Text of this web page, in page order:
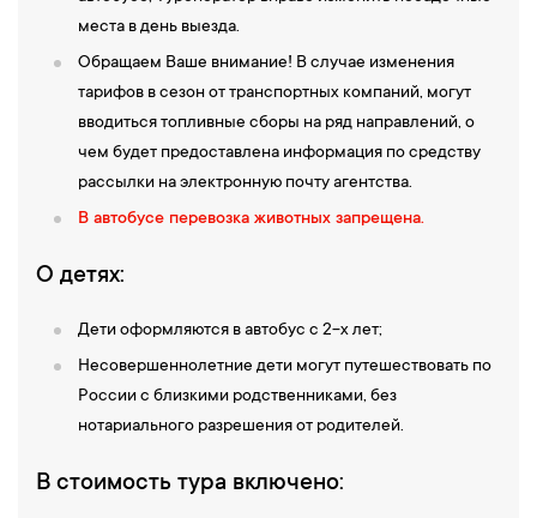
места в день выезда.
Обращаем Ваше внимание! В случае изменения
тарифов в сезон от транспортных компаний, могут
вводиться топливные сборы на ряд направлений, о
чем будет предоставлена информация по средству
рассылки на электронную почту агентства.
В автобусе перевозка животных запрещена.
О детях:
Дети оформляются в автобус с 2-х лет;
Несовершеннолетние дети могут путешествовать по
России с близкими родственниками, без
нотариального разрешения от родителей.
В стоимость тура включено: